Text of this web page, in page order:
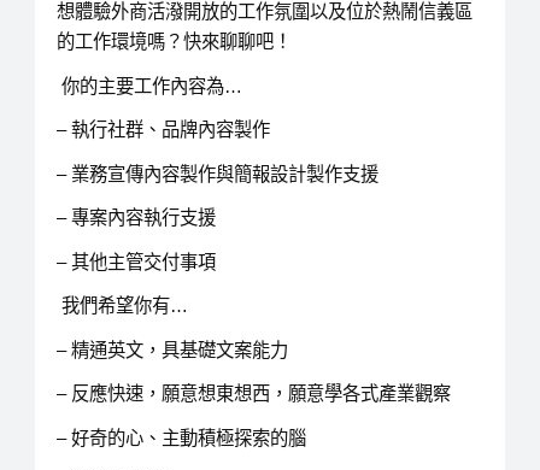
想體驗外商活潑開放的工作氛圍以及位於熱鬧信義區
的工作環境嗎？快來聊聊吧！
你的主要工作內容為…
– 執行社群、品牌內容製作
– 業務宣傳內容製作與簡報設計製作支援
– 專案內容執行支援
– 其他主管交付事項
我們希望你有…
– 精通英文，具基礎文案能力
– 反應快速，願意想東想西，願意學各式產業觀察
– 好奇的心、主動積極探索的腦